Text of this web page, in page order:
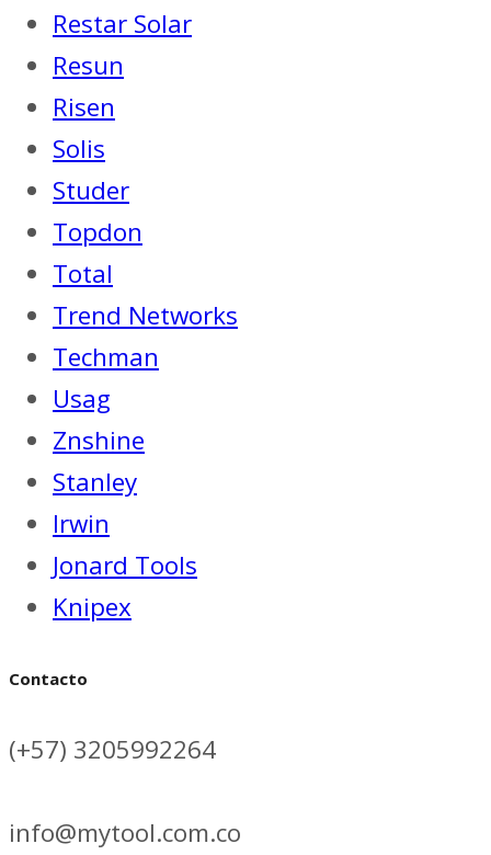
Restar Solar
Resun
Risen
Solis
Studer
Topdon
Total
Trend Networks
Techman
Usag
Znshine
Stanley
Irwin
Jonard Tools
Knipex
Contacto
(+57) 3205992264
info@mytool.com.co